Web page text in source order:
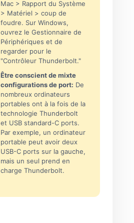
Mac > Rapport du Système
> Matériel > coup de
foudre. Sur Windows,
ouvrez le Gestionnaire de
Périphériques et de
regarder pour le
"Contrôleur Thunderbolt."
Être conscient de mixte
configurations de port: De
nombreux ordinateurs
portables ont à la fois de la
technologie Thunderbolt
et USB standard-C ports.
Par exemple, un ordinateur
portable peut avoir deux
USB-C ports sur la gauche,
mais un seul prend en
charge Thunderbolt.